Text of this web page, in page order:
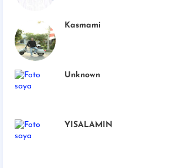
Kasmami
Unknown
YISALAMIN